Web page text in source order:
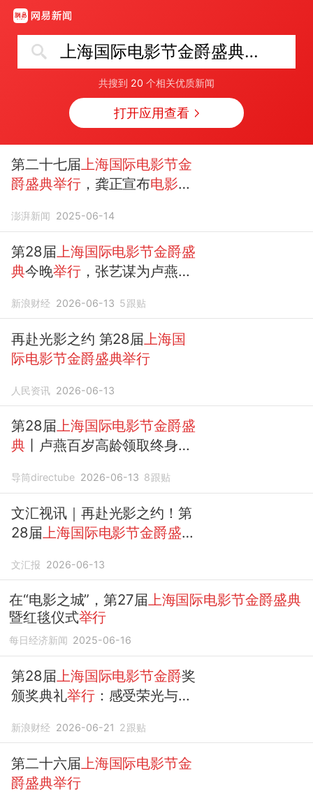
上海国际电影节金爵盛典举行
共搜到 20 个相关优质新闻
打开应用查看
第二十七届上海国际电影节金
爵盛典举行，龚正宣布电影节
澎湃新闻 2025-06-14
第28届上海国际电影节金爵盛
典今晚举行，张艺谋为卢燕颁
新浪财经 2026-06-13 5跟贴
再赴光影之约 第28届 上海国
际电影节金爵盛典举行
人民资讯 2026-06-13
第28届上海国际电影节金爵盛
典 丨卢燕百岁高龄领取终身成
导筒directube 2026-06-13 8跟贴
文汇视讯｜再赴光影之约！第
28届 上海国际电影节金爵盛典
文汇报 2026-06-13
在“电影之城”，第27届 上海国际电影节金爵盛典
暨红毯仪式举行
每日经济新闻 2025-06-16
第28届上海国际电影节金爵奖
颁奖典礼举行：感受荣光与纯
新浪财经 2026-06-21 2跟贴
第二十六届 上海国际电影节金
爵盛典举行